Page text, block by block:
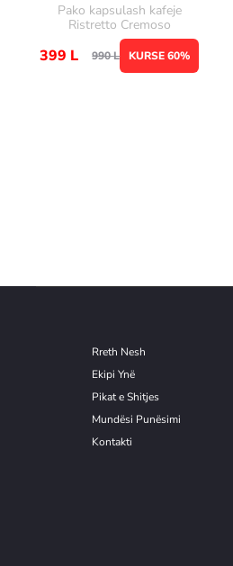
Pako kapsulash kafeje
Ristretto Cremoso
KURSE 60%
990L
399 L
Rreth Nesh
Ekipi Ynë
Pikat e Shitjes
Mundësi Punësimi
Kontakti